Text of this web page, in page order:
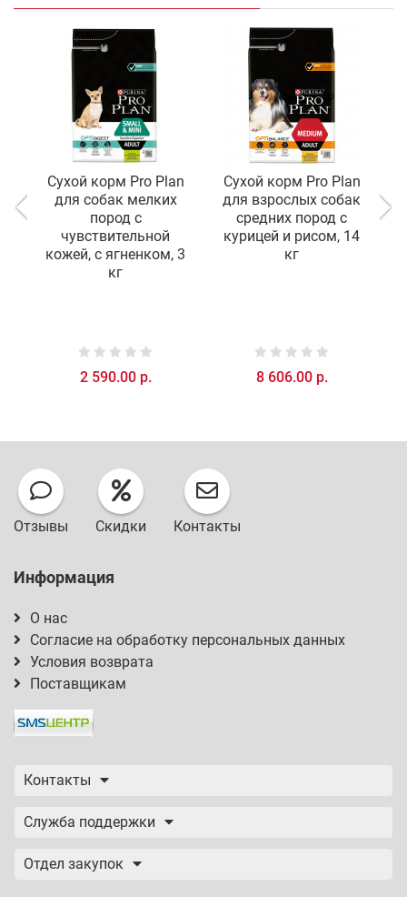
Сухой корм Pro Plan
для собак мелких
пород с
чувствительной
кожей, с ягненком, 3
кг
2 590.00 р.
Сухой корм Pro Plan
для взрослых собак
средних пород с
курицей и рисом, 14
кг
8 606.00 р.
Отзывы Скидки Контакты
Информация
О нас
Согласие на обработку персональных данных
Условия возврата
Поставщикам
Контакты
Служба поддержки
Отдел закупок